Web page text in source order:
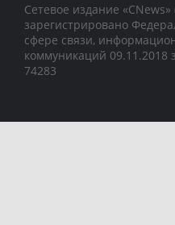
Сетевое издание
зарегистрировано
сфере связи,
коммуникаций
74283